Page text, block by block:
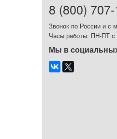
8 (800)
Звонок по России и с
Часы работы: ПН-ПТ с
Мы в